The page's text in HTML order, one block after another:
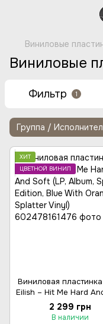
Виниловые
Виниловые
Фильтр 1
Группа /
ХИТ
ЦВЕТНОЙ ВИНИЛ
Виниловая
Eilish – Hit Me Hard
(LP, Album, Special
Blue With Orange
2 299 грн
В наличии